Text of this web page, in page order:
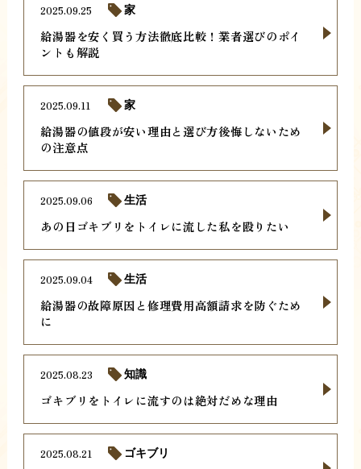
給湯器を安く買う方法徹底比較！業者選びのポイ
ントも解説
2025.09.25 家
給湯器の値段が安い理由と選び方後悔しないため
の注意点
2025.09.11 家
あの日ゴキブリをトイレに流した私を殴りたい
2025.09.06 生活
給湯器の故障原因と修理費用高額請求を防ぐため
に
2025.09.04 生活
ゴキブリをトイレに流すのは絶対だめな理由
2025.08.23 知識
2025.08.21 ゴキブリ